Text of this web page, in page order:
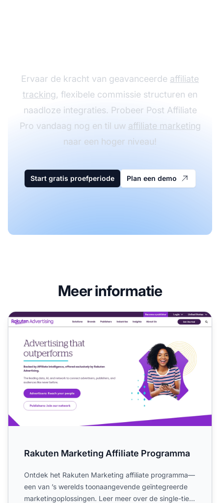
Ervaar de kracht van geavanceerde affiliate
tracking, flexibele commissie structuren en
naadloze integraties. Probeer Post Affiliate
Pro vandaag nog en til uw affiliate marketing
naar een hoger niveau!
Start gratis proefperiode Plan een demo
Meer informatie
Rakuten Marketing Affiliate Programma
Rakuten Marketing Affiliate Programma
Ontdek het Rakuten Marketing affiliate programma—
een van ’s werelds toonaangevende geïntegreerde
marketingoplossingen. Leer meer over de single-tier